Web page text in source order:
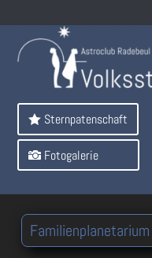
Sternpatenschaft
Fotogalerie
Familienplanetarium